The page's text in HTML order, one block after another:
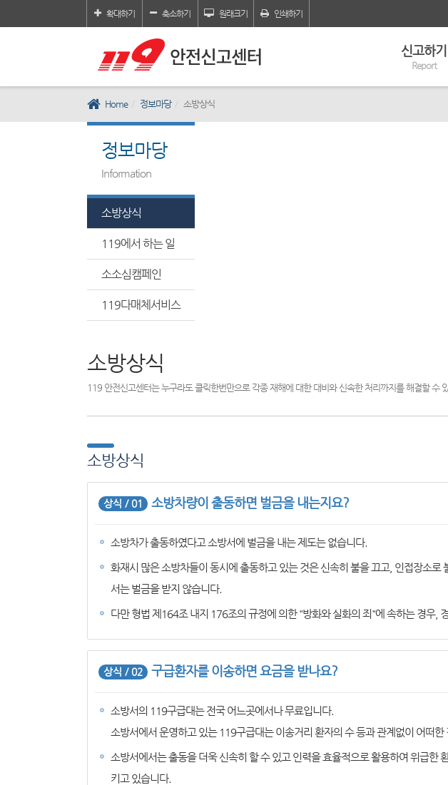
확대하기 축소하기 원래크기 인쇄하기
신고하기
Report
Home 정보마당 소방상식
정보마당
Information
소방상식
119에서 하는 일
소소심캠페인
119다매체서비스
소방상식
119 안전신고센터는 누구라도 클릭한번만으로 각종 재해에 대한 대비와 신속한 처리까지를 해결할 수
소방상식
상식 / 01 소방차량이 출동하면 벌금을 내는지요?
소방차가 출동하였다고 소방서에 벌금을 내는 제도는 없습니다.
화재시 많은 소방차들이 동시에 출동하고 있는 것은 신속히 불을 끄고, 인접장소
서는 벌금을 받지 않습니다.
다만 형법 제164조 내지 176조의 규정에 의한 "방화와 실화의 죄"에 속하는 경우,
상식 / 02 구급환자를 이송하면 요금을 받나요?
소방서의 119구급대는 전국 어느곳에서나 무료입니다.
소방서에서 운영하고 있는 119구급대는 이송거리 환자의 수 등과 관계없이 어떠한
소방서에서는 출동을 더욱 신속히 할 수 있고 인력을 효율적으로 활용하여 위급한
키고 있습니다.